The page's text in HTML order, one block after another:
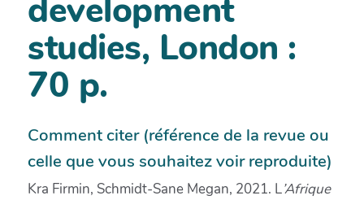
development
studies, London :
70 p.
Comment citer (référence de la revue ou
celle que vous souhaitez voir reproduite)
Kra Firmin, Schmidt-Sane Megan, 2021. L’Afrique